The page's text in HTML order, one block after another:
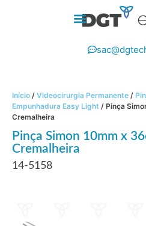
Início / Videocirurgia Permanente /
Empunhadura Easy Light / Pinça
Cremalheira
Pinça Simon 10mm x
Cremalheira
14-5158